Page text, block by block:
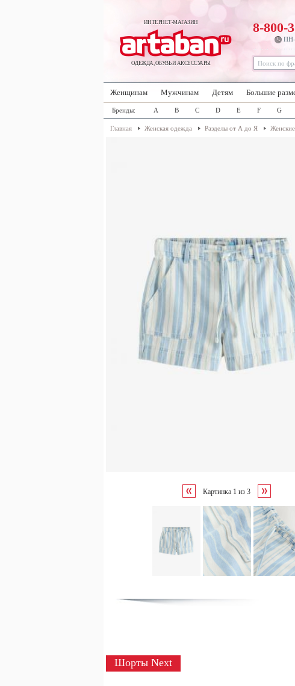
ИНТЕРНЕТ-МАГАЗИН
ОДЕЖДА, ОБУВЬ И АКСЕССУАРЫ
8-800-
ПН-
Женщинам Мужчинам Детям Большие
Бренды: A B C D E F G
Главная Женская одежда Разделы от А до Я
Картинка 1 из 3
Шорты Next